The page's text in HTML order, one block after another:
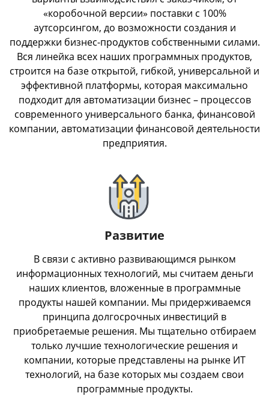
«коробочной версии» поставки с 100%
аутсорсингом, до возможности создания и
поддержки бизнес-продуктов собственными силами.
Вся линейка всех наших программных продуктов,
строится на базе открытой, гибкой, универсальной и
эффективной платформы, которая максимально
подходит для автоматизации бизнес – процессов
современного универсального банка, финансовой
компании, автоматизации финансовой деятельности
предприятия.
Развитие
В связи с активно развивающимся рынком
информационных технологий, мы считаем деньги
наших клиентов, вложенные в программные
продукты нашей компании. Мы придерживаемся
принципа долгосрочных инвестиций в
приобретаемые решения. Мы тщательно отбираем
только лучшие технологические решения и
компании, которые представлены на рынке ИТ
технологий, на базе которых мы создаем свои
программные продукты.